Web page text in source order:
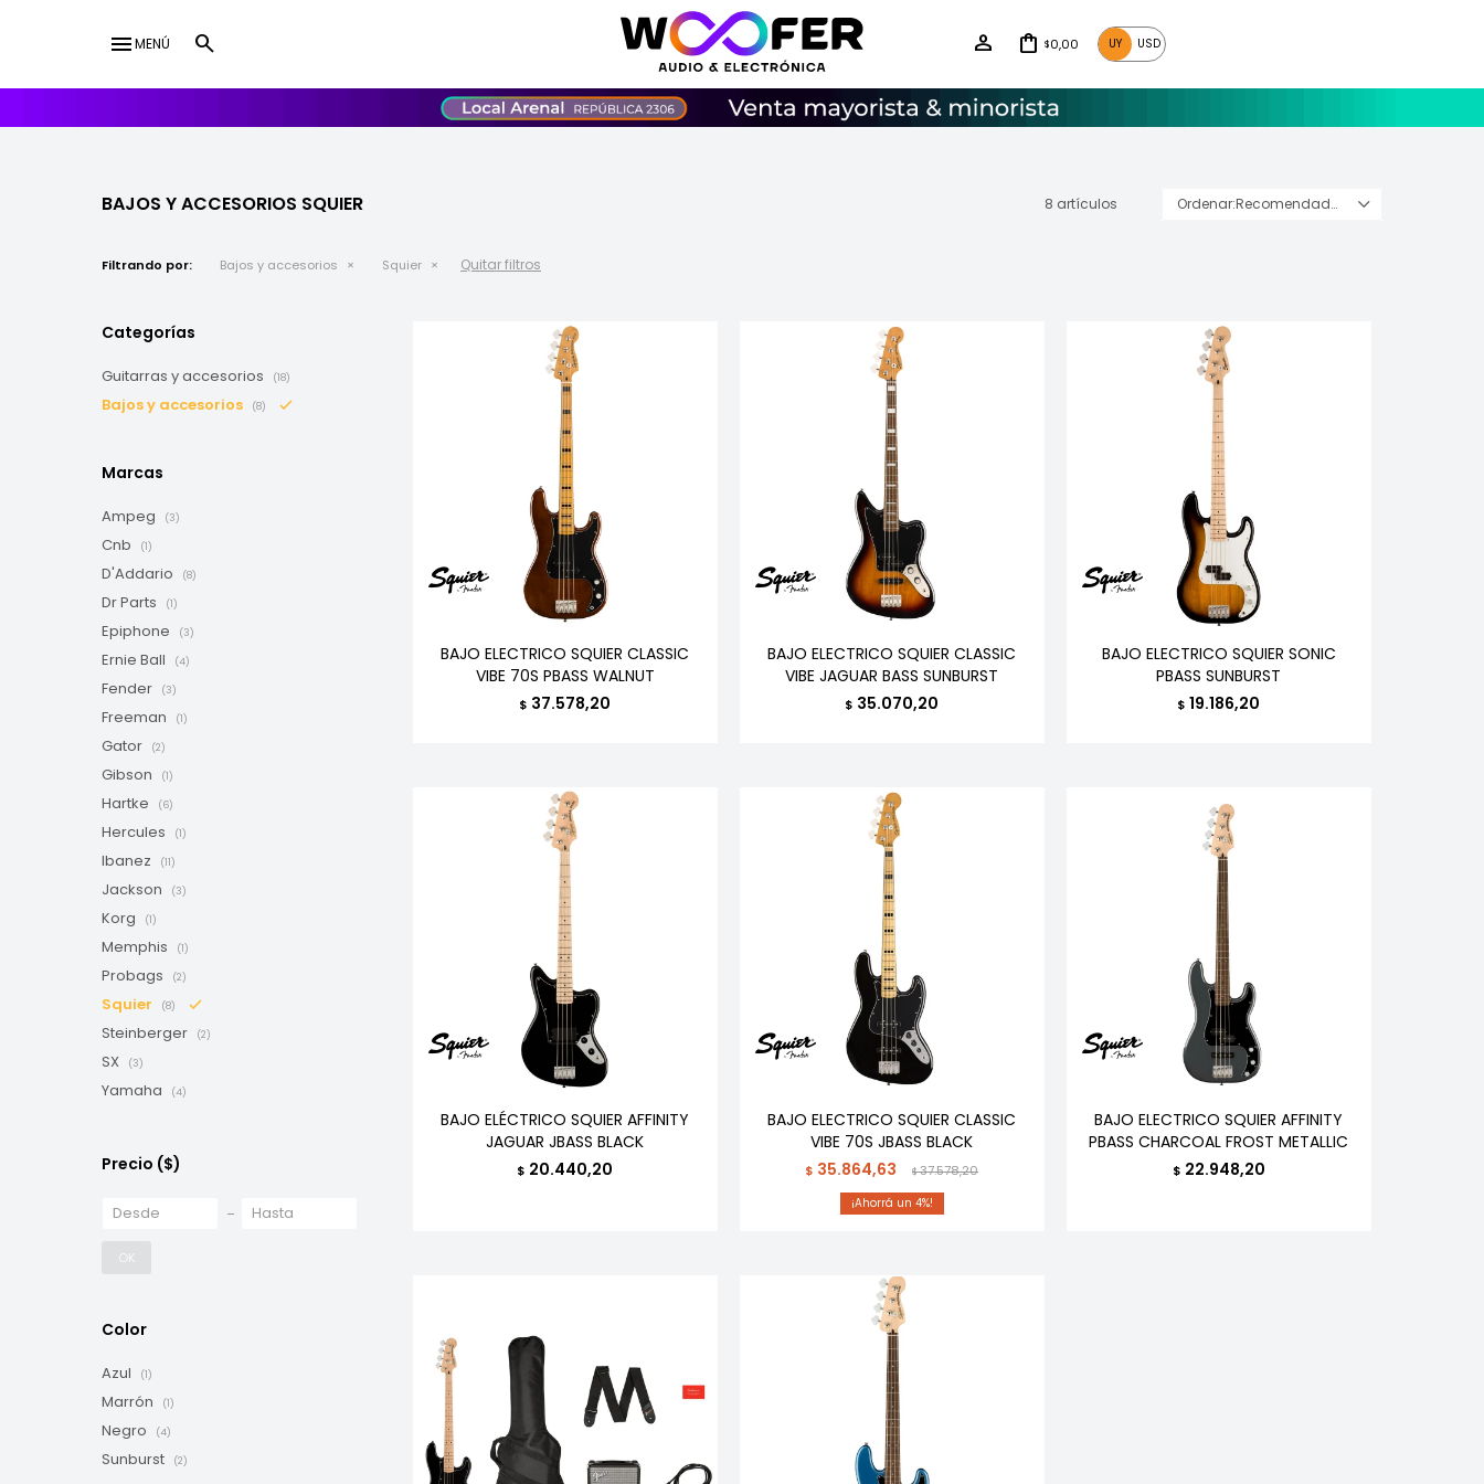
menuMENÚ $0,00 UY USD
BAJOS Y ACCESORIOS SQUIER 8 artículos Recomendados
Filtrando por: Bajos y accesorios Squier Quitar filtros
BAJO ELECTRICO SQUIER CLASSIC
VIBE 70S PBASS WALNUT
$ 37.578,20
BAJO ELECTRICO SQUIER CLASSIC
VIBE JAGUAR BASS SUNBURST
$ 35.070,20
BAJO ELECTRICO SQUIER SONIC
PBASS SUNBURST
$ 19.186,20
BAJO ELÉCTRICO SQUIER AFFINITY
JAGUAR JBASS BLACK
$ 20.440,20
BAJO ELECTRICO SQUIER CLASSIC
VIBE 70S JBASS BLACK
$ 35.864,63 $37.578,20
4
BAJO ELECTRICO SQUIER AFFINITY
PBASS CHARCOAL FROST METALLIC
$ 22.948,20
Categorías
Guitarras y accesorios (18)
Bajos y accesorios (8)
Marcas
Ampeg (3)
Cnb (1)
D'Addario (8)
Dr Parts (1)
Epiphone (3)
Ernie Ball (4)
Fender (3)
Freeman (1)
Gator (2)
Gibson (1)
Hartke (6)
Hercules (1)
Ibanez (11)
Jackson (3)
Korg (1)
Memphis (1)
Probags (2)
Squier (8)
Steinberger (2)
SX (3)
Yamaha (4)
Precio ($)
OK
Color
Azul (1)
Marrón (1)
Negro (4)
Sunburst (2)